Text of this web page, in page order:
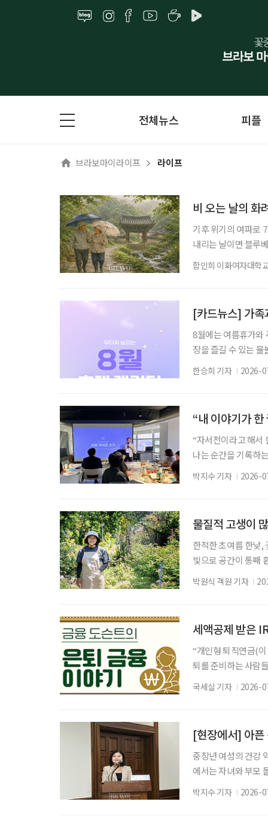
전체뉴스 피플
브라보마이라이프 라이프
비 오는 날의 화
기후 위기의 여파로
내리는 날이면 블루
일·일요일이 쉬는
휴일이 됐다. 물론
함인희 이화여자대학
[카드뉴스] 가
8월에는 여름휴가와
장을 즐길 수 있는
까지 선택지가 다양
운영 시간, 휴식 공
한승희 기자 2026-
“내 이야기가
“자서전이라고 해서
나는 순간을 기록하
포용협회장인 송민
공지능(AI) 사용법
박지수 기자 2026-
물질적 고생이
한적한 초여름 한낮,
빛으로 공간이 통째
한 생기가 가득한
있다. 귀촌인 정혜
박원식 객원 기자
세액공제 받은
“개인형 퇴직연금(
퇴를 준비하는 사람
에 있는 돈은 출처
부담할 수 있다. 급
국세실 기자 2026-
[현장에서] 아픈
중장년 여성의 건강
에서는 자녀와 부모
발생한다. 여성 건
는 지적이 나온 이
박지수 기자 2026-